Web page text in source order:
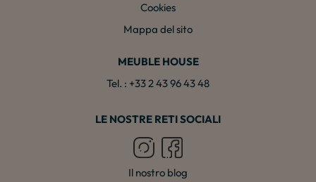
Cookies
Mappa del sito
MEUBLE HOUSE
Tel. : +33 2 43 96 43 48
LE NOSTRE RETI SOCIALI
Il nostro blog